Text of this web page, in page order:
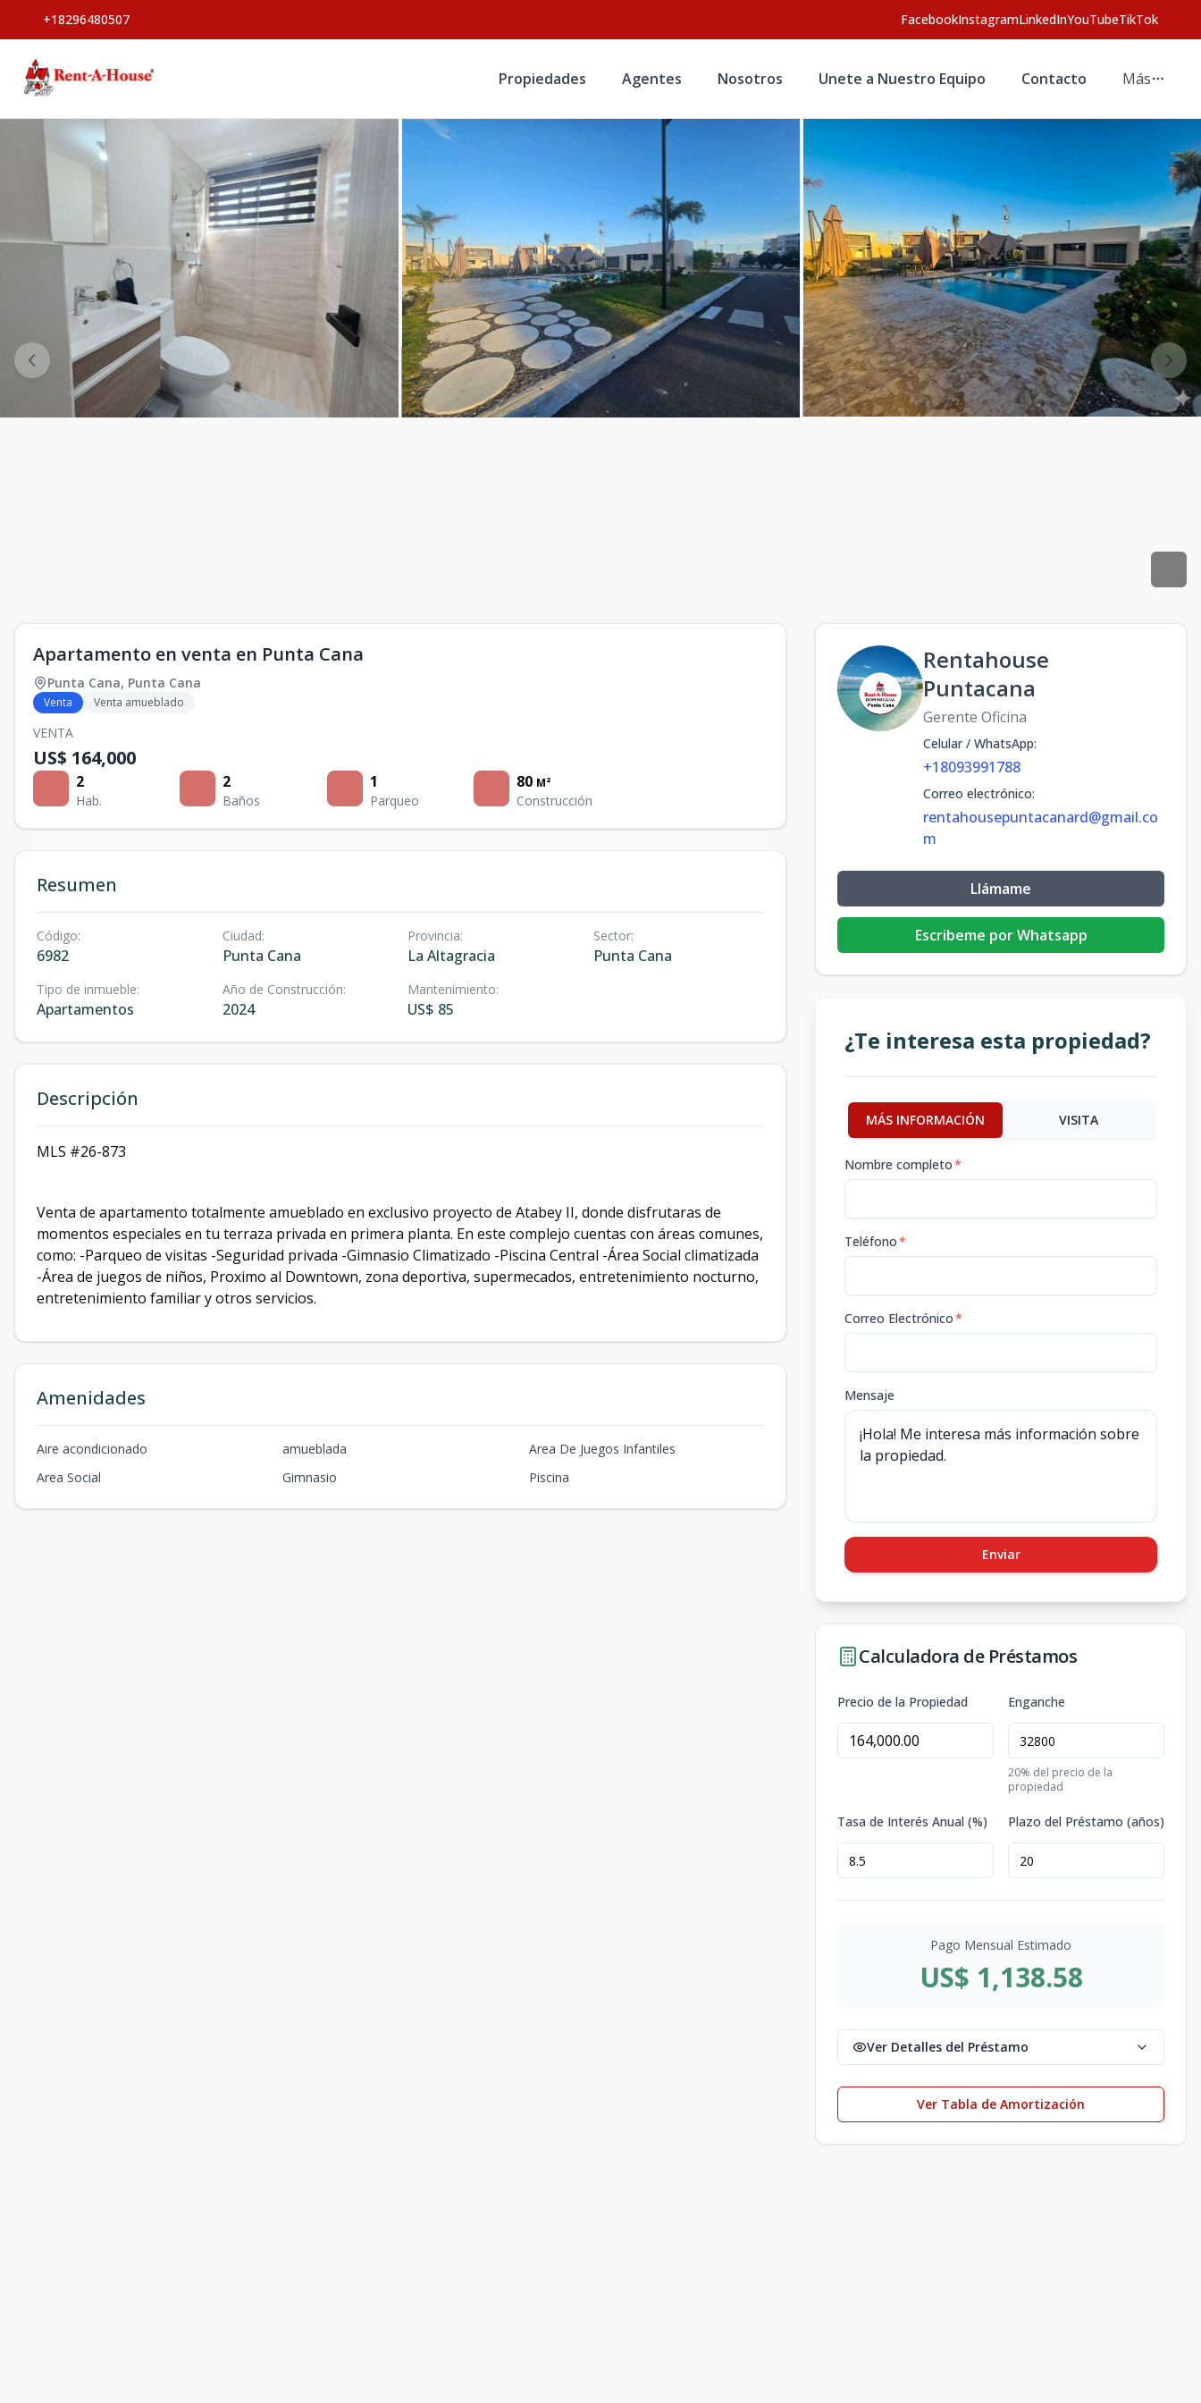
+18296480507 FacebookInstagramLinkedInYouTubeTikTok
Propiedades Agentes Nosotros Unete a Nuestro Equipo Contacto Más
Apartamento en venta en Punta Cana
Punta Cana, Punta Cana
Venta Venta amueblado
VENTA
US$ 164,000
2
Hab.
2
Baños
1
Parqueo
80 M²
Construcción
Resumen
Código:
6982
Ciudad:
Punta Cana
Provincia:
La Altagracia
Sector:
Punta Cana
Tipo de inmueble:
Apartamentos
Año de Construcción:
2024
Mantenimiento:
US$ 85
Descripción
MLS #26-873
Venta de apartamento totalmente amueblado en exclusivo proyecto de Atabey II, donde disfrutaras de
momentos especiales en tu terraza privada en primera planta. En este complejo cuentas con áreas comunes,
como: -Parqueo de visitas -Seguridad privada -Gimnasio Climatizado -Piscina Central -Área Social climatizada
-Área de juegos de niños, Proximo al Downtown, zona deportiva, supermecados, entretenimiento nocturno,
entretenimiento familiar y otros servicios.
Amenidades
Aire acondicionado amueblada
Area De Juegos Infantiles
Area Social
Gimnasio Piscina
Rentahouse
Puntacana
Gerente Oficina
Celular / WhatsApp:
+18093991788
Correo electrónico:
rentahousepuntacanard@gmail.co
m
Llámame
Escribeme por Whatsapp
¿Te interesa esta propiedad?
MÁS INFORMACIÓN VISITA
Nombre completo*
Teléfono*
Correo Electrónico*
Mensaje
Enviar
Calculadora de Préstamos
Precio de la Propiedad Enganche
20% del precio de la
propiedad
Tasa de Interés Anual (%) Plazo del Préstamo (años)
Pago Mensual Estimado
US$ 1,138.58
Ver Detalles del Préstamo
Ver Tabla de Amortización